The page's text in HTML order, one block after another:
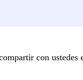
con ustedes